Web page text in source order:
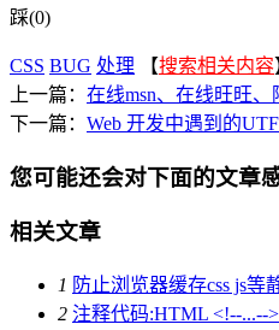
踩(0)
CSS BUG 处理 【搜索相关内容
上一篇： 在线msn、在线旺旺
下一篇： Web 开发中遇到的
您可能还会对下面的文章
相关文章
1 防止浏览器缓存css js等
2 注释代码:HTML <!--...--